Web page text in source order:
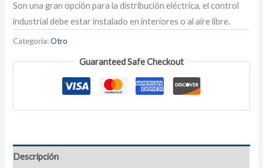
Son una gran opción para la distribución eléctrica, el control
industrial debe estar instalado en interiores o al aire libre.
Categoría:Otro
Guaranteed Safe Checkout
Descripción